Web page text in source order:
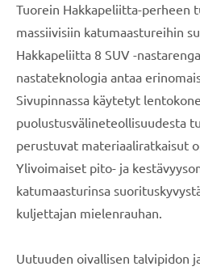
Tuorein Hakkapeliitta-perheen
massiivisiin katumaastureihin
Hakkapeliitta 8 SUV -
nastateknologia antaa
Sivupinnassa käytetyt
puolustusvälineteollisuudesta
perustuvat materiaaliratkaisut
Ylivoimaiset pito- ja
katumaasturinsa
kuljettajan mielenrauhan.
Uutuuden oivallisen talvipidon